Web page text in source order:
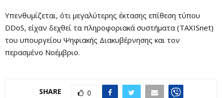
Υπενθυμίζεται, ότι μεγαλύτερης έκτασης επίθεση τύπου
DDoS, είχαν δεχθεί τα πληροφοριακά συστήματα (TAXISnet)
του υπουργείου Ψηφιακής Διακυβέρνησης και τον
περασμένο Νοέμβριο.
SHARE 0